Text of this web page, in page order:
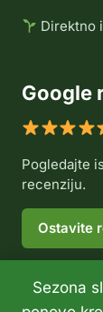
Sezona
Direktno
Google
Pogledajte
recenziju.
Ostavite